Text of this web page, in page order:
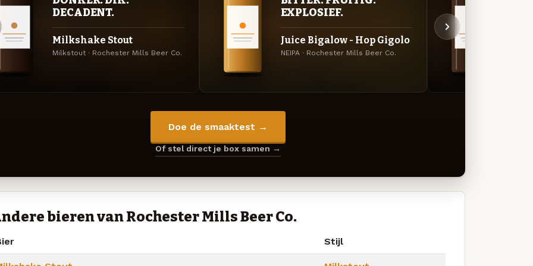
DECADENT.
Milkshake Stout
Milkstout · Rochester Mills Beer Co.
EXPLOSIEF.
Juice Bigalow - Hop Gigolo
NEIPA · Rochester Mills Beer Co.
Doe de smaaktest →
Of stel direct je box samen →
bieren van Rochester Mills Beer Co.
Stijl